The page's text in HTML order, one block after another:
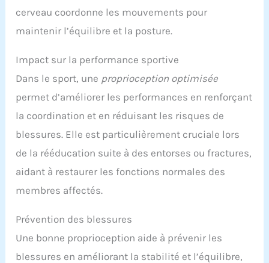
cerveau coordonne les mouvements pour
maintenir l’équilibre et la posture.
Impact sur la performance sportive
Dans le sport, une proprioception optimisée
permet d’améliorer les performances en renforçant
la coordination et en réduisant les risques de
blessures. Elle est particulièrement cruciale lors
de la rééducation suite à des entorses ou fractures,
aidant à restaurer les fonctions normales des
membres affectés.
Prévention des blessures
Une bonne proprioception aide à prévenir les
blessures en améliorant la stabilité et l’équilibre,